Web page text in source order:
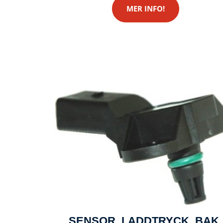
MER INFO!